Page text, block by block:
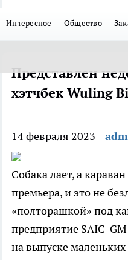
Интересное Общество
Представлен
хэтчбек Wuling
14 февраля 2023
Собака лает, а
премьера, и это не
«полторашкой» под
предприятие SAIC-
на выпуске